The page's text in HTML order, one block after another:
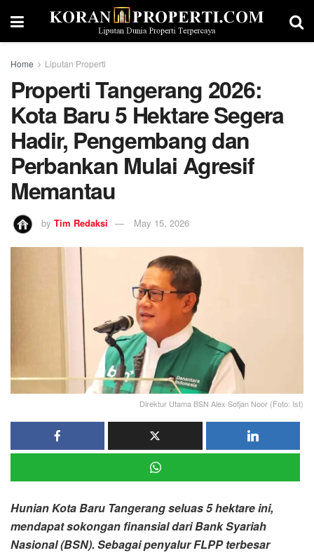
Home Liputan Properti
Properti Tangerang 2026:
Kota Baru 5 Hektare Segera
Hadir, Pengembang dan
Perbankan Mulai Agresif
Memantau
by Tim Redaksi May 15, 2026
Direktur Utama BSN Alex Sofjan Noor (Foto: Ist)
Hunian Kota Baru Tangerang seluas 5 hektare ini,
mendapat sokongan finansial dari Bank Syariah
Nasional (BSN). Sebagai penyalur FLPP terbesar